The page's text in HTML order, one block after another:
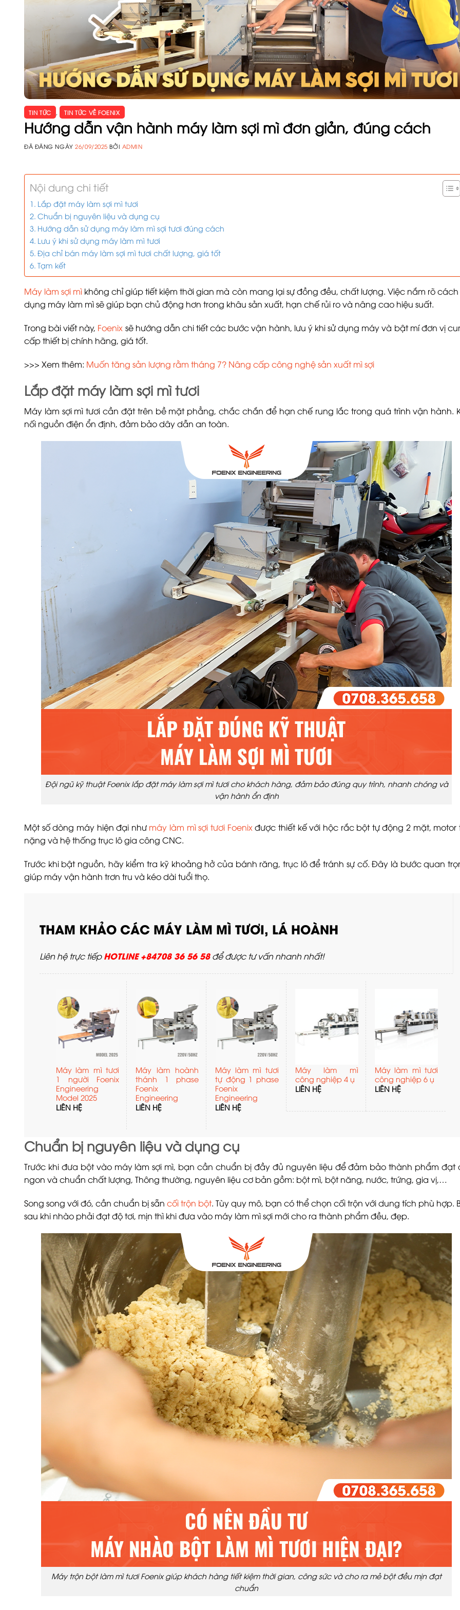
TIN TỨC , TIN TỨC VỀ FOENIX
Hướng dẫn vận hành máy làm sợi mì đơn giản, đúng cách
ĐÃ ĐĂNG NGÀY26/09/2025 BỞI ADMIN
Nội dung chi tiết
Lắp đặt máy làm sợi mì tươi
Chuẩn bị nguyên liệu và dụng cụ
Hướng dẫn sử dụng máy làm mì sợi tươi đúng cách
Lưu ý khi sử dụng máy làm mì tươi
Địa chỉ bán máy làm sợi mì tươi chất lượng, giá tốt
Tạm kết
Máy làm sợi mì không chỉ giúp tiết kiệm thời gian mà còn mang lại sự đồng đều, chất lượng. Việc nắm rõ cách
dụng máy làm mì sẽ giúp bạn chủ động hơn trong khâu sản xuất, hạn chế rủi ro và nâng cao hiệu suất.
Trong bài viết này, Foenix sẽ hướng dẫn chi tiết các bước vận hành, lưu ý khi sử dụng máy và bật mí đơn vị
cấp thiết bị chính hãng, giá tốt.
>>> Xem thêm: Muốn tăng sản lượng rằm tháng 7? Nâng cấp công nghệ sản xuất mì sợi
Lắp đặt máy làm sợi mì tươi
Máy làm sợi mì tươi cần đặt trên bề mặt phẳng, chắc chắn để hạn chế rung lắc trong quá trình vận hành.
nối nguồn điện ổn định, đảm bảo dây dẫn an toàn.
Đội ngũ kỹ thuật Foenix lắp đặt máy làm sợi mì tươi cho khách hàng, đảm bảo đúng quy trình, nhanh chóng và
vận hành ổn định
Một số dòng máy hiện đại như máy làm mì sợi tươi Foenixđược thiết kế với hộc rắc bột tự động 2 mặt, motor
nặng và hệ thống trục lô gia công CNC.
Trước khi bật nguồn, hãy kiểm tra kỹ khoảng hở của bánh răng, trục lô để tránh sự cố. Đây là bước quan
giúp máy vận hành trơn tru và kéo dài tuổi thọ.
THAM KHẢO CÁC MÁY LÀM MÌ TƯƠI, LÁ HOÀNH
Liên hệ trực tiếpHOTLINE +84708 36 56 58để được tư vấn nhanh nhất!
Máy làm mì tươi
1 người Foenix
Engineering
Model 2025
LIÊN HỆ
Máy làm hoành
thánh 1 phase
Foenix
Engineering
LIÊN HỆ
Máy làm mì tươi
tự động 1 phase
Foenix
Engineering
LIÊN HỆ
Máy làm mì
công nghiệp 4 ụ
LIÊN HỆ
Máy làm mì tươi
công nghiệp 6 ụ
LIÊN HỆ
Chuẩn bị nguyên liệu và dụng cụ
Trước khi đưa bột vào máy làm sợi mì, bạn cần chuẩn bị đầy đủ nguyên liệu để đảm bảo thành phẩm đạt
ngon và chuẩn chất lượng, Thông thường, nguyên liệu cơ bản gồm: bột mì, bột năng, nước, trứng, gia vị,…
Song song với đó, cần chuẩn bị sẵn cối trộn bột. Tùy quy mô, bạn có thể chọn cối trộn với dung tích phù hợp.
sau khi nhào phải đạt độ tơi, mịn thì khi đưa vào máy làm mì sợi mới cho ra thành phẩm đều, đẹp.
Máy trộn bột làm mì tươi Foenix giúp khách hàng tiết kiệm thời gian, công sức và cho ra mẻ bột đều mịn đạt
chuẩn